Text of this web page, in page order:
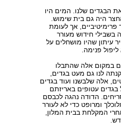
הבגדים שלנו. המים היו
היה גם בית שימוש.
פרימיטיביים, אך לעומת
בשבילי חידוש מעורר
עיתון שהיו מושחלים על
פנימה.
במקום אלה שהתבלו
לנו גם מעט בגדים,
אלה שלבשנו ועוד בגדים
בגדים עטופים באריזתם
הדודה נהגה לכבסם
ומרופט כדי לא לעורר
המקלחת בבית המלון,